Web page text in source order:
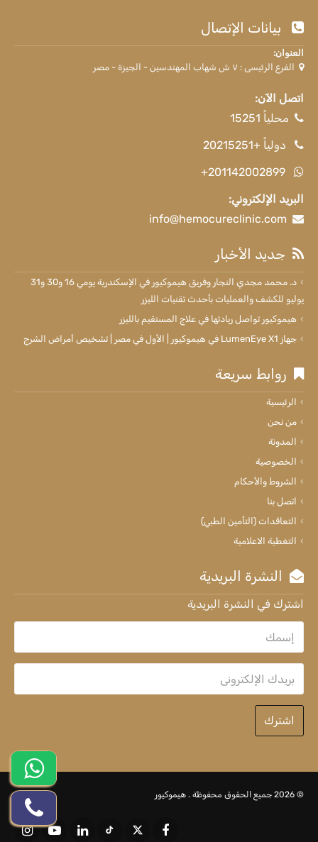
بيانات الإتصال
العنوان:
الفرع الرئيسى : ٧ ش شهاب المهندسين - الجيزة - مصر
اتصل الآن:
محلياً 15251
دولياً +20215251
+201142002899
البريد الإلكتروني:
info@hemocureclinic.com
جديد الأخبار
د. محمد مجدي النجار وفريق هيموكيور في الإسكندرية يومي 16 و30 و31
يوليو للكشف والعمليات بأحدث تقنيات الليزر
هيموكيور تواصل ريادتها في علاج المستقيم بالليزر
جهاز LumenEye X1 في هيموكيور | الأول في مصر | تشخيص أمراض الشرج
روابط سريعة
الرئيسية
من نحن
المدونة
الخصوصية
الشروط والأحكام
اتصل بنا
التعاقدات (التأمين الطبي)
التغطية الاعلامية
النشرة البريدية
اشترك في النشرة البريدية
اشترك
© 2026 جميع الحقوق محفوظة . هيموكيور